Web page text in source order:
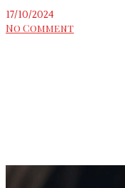
17/10/2024
No Comment